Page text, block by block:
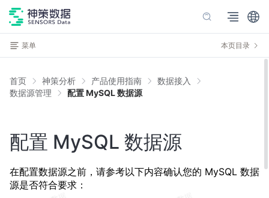
菜单 本页目录
首页 神策分析 产品使用指南
数据接入
数据源管理
配置 MySQL 数据源
配置 MySQL 数据源
在配置数据源之前，请参考以下内容确认您的 MySQL 数据
源是否符合要求：